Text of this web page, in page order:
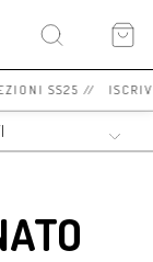
SS25 //